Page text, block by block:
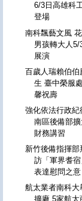
6/3日高雄科
登場
南科飄藝文風
男孩轉大人5/
展演
百歲人瑞賴伯伯
生 臺中榮服
馨祝壽
強化依法行政紀
南區後備部
財務講習
新竹後備指揮部
訪「軍界耆宿
表達慰問之意
航太業者南科大
擴廠 5家航太